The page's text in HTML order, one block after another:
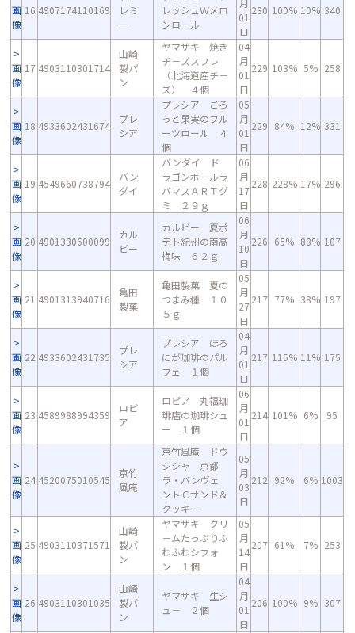
画
像
16 4907174110169
レミ
ー
レッシュＷメロ
ンロール
月
01
日
230 100% 10% 340
画
像
17 4903110301714
山崎
製パ
ン
ヤマザキ 焼き
チ－ズスフレ
（北海道産チ－
ズ） ４個
04
月
01
日
229 103% 5% 258
画
像
18 4933602431674
プレ
シア
プレシア ごろ
っと果実のフル
ーツロール ４
個
05
月
01
日
229 84% 12% 331
画
像
19 4549660738794
バン
ダイ
バンダイ ド
ラゴンボールラ
バマスＡＲＴグ
ミ ２９ｇ
06
月
17
日
228 228% 17% 296
画
像
20 4901330600099
カル
ビー
カルビー 夏ポ
テト紀州の南高
梅味 ６２ｇ
06
月
10
日
226 65% 88% 107
画
像
21 4901313940716
亀田
製菓
亀田製菓 夏の
つまみ種 １０
５ｇ
05
月
27
日
217 77% 38% 197
画
像
22 4933602431735
プレ
シア
プレシア ほろ
にが珈琲のパル
フェ １個
04
月
01
日
217 115% 11% 175
画
像
23 4589988994359
ロピ
ア
ロピア 丸福珈
琲店の珈琲シュ
ー １個
06
月
01
日
214 101% 6% 95
画
像
24 4520075010545
京竹
風庵
京竹風庵 ドウ
シシャ 京都
ラ・バンヴェ
ントＣサンド＆
クッキー
05
月
03
日
212 92% 6% 1003
画
像
25 4903110371571
山崎
製パ
ン
ヤマザキ クリ
－ムたっぷりふ
わふわシフォ
ン １個
05
月
14
日
207 61% 7% 253
画
像
26 4903110301035
山崎
製パ
ン
ヤマザキ 生シ
ュ－ ２個
04
月
01
日
206 100% 9% 307